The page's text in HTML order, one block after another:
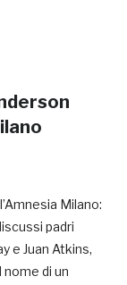
Milano:
padri
e Juan Atkins,
nome di un